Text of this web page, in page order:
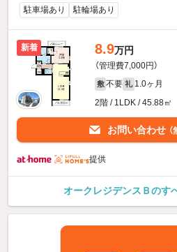
駐車場あり 駐輪場あり
新着 8.9万円
（管理費7,000円）
敷 不要 礼 1.0ヶ月
2階 / 1LDK / 45.88㎡
お問い合わせ （
提供
オークレジデンスＢのす